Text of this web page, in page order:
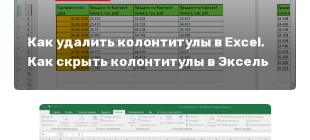
Как удалить колонтитулы в Excel.
Как скрыть колонтитулы в Эксель